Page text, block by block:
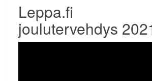
Leppa.fi
joulutervehdys